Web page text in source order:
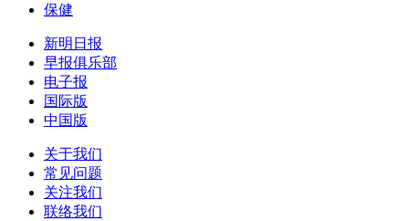
保健
新明日报
早报俱乐部
电子报
国际版
中国版
关于我们
常见问题
关注我们
联络我们